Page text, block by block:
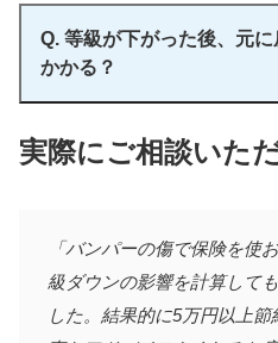
自分の保険を使わなければ下が
ら、相手の保険で修理費用が出
なし。ただし、車両保険を使っ
ります。
Q. 等級が下がった後、元
かかる？
す。さらに「事故有」の期間も
実際にご相談いた
「バンパーの傷で保険を使
級ダウンの影響を計算して
した。結果的に5万円以上